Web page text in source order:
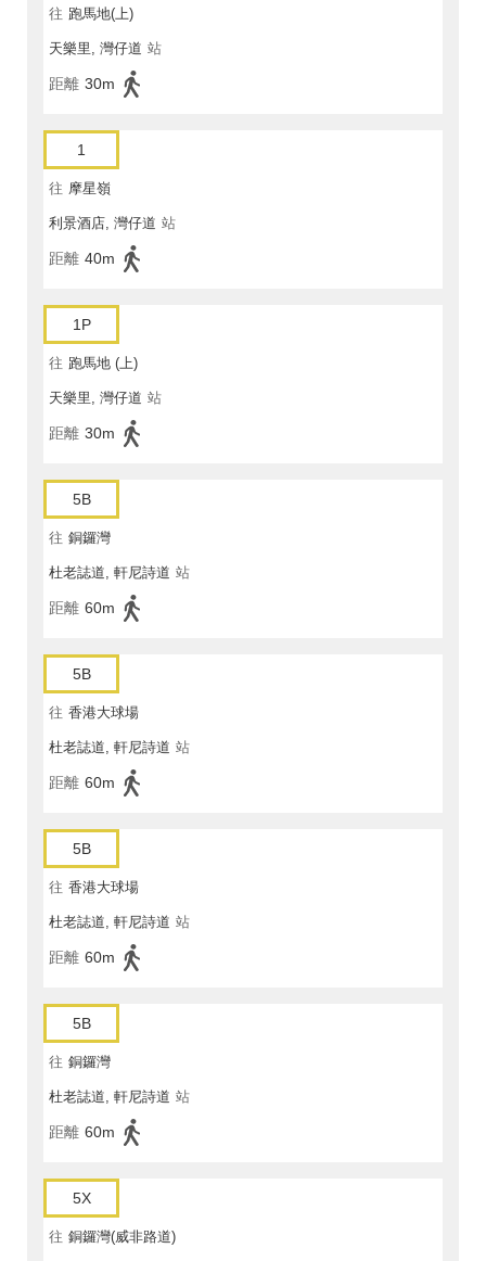
往 跑馬地(上)
天樂里, 灣仔道 站
距離 30m
1
往 摩星嶺
利景酒店, 灣仔道 站
距離 40m
1P
往 跑馬地 (上)
天樂里, 灣仔道 站
距離 30m
5B
往 銅鑼灣
杜老誌道, 軒尼詩道 站
距離 60m
5B
往 香港大球場
杜老誌道, 軒尼詩道 站
距離 60m
5B
往 香港大球場
杜老誌道, 軒尼詩道 站
距離 60m
5B
往 銅鑼灣
杜老誌道, 軒尼詩道 站
距離 60m
5X
往 銅鑼灣(威非路道)